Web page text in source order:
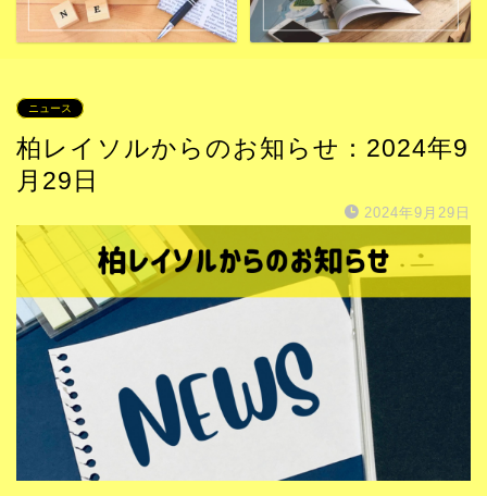
ニュース
柏レイソルからのお知らせ：2024年9
月29日
2024年9月29日